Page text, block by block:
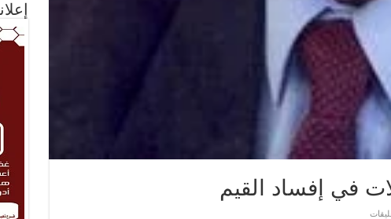
في إفساد القيم